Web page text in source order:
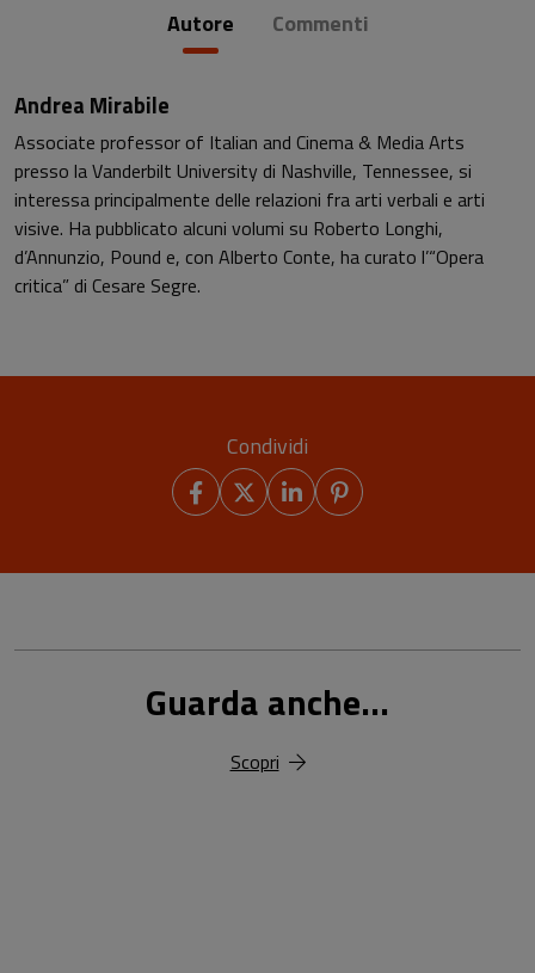
Autore Commenti
Andrea Mirabile
Associate professor of Italian and Cinema & Media Arts
presso la Vanderbilt University di Nashville, Tennessee, si
interessa principalmente delle relazioni fra arti verbali e arti
visive. Ha pubblicato alcuni volumi su Roberto Longhi,
d’Annunzio, Pound e, con Alberto Conte, ha curato l’“Opera
critica” di Cesare Segre.
Condividi
Guarda anche...
Scopri